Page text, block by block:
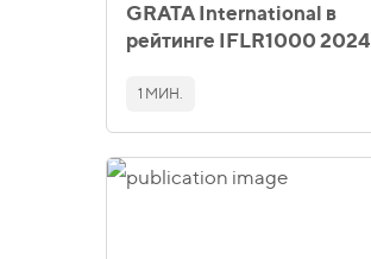
GRATA International в
рейтинге IFLR1000 2024
1 МИН.